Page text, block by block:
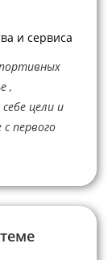
и сервиса
,
цели и
первого